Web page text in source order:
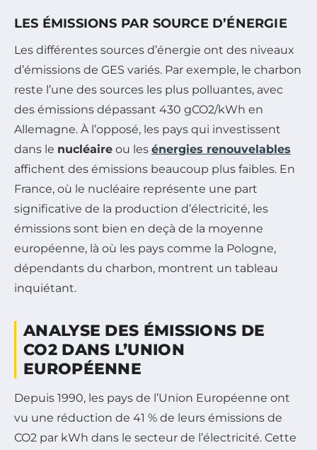
LES ÉMISSIONS PAR SOURCE D’ÉNERGIE
Les différentes sources d’énergie ont des niveaux
d’émissions de GES variés. Par exemple, le charbon
reste l’une des sources les plus polluantes, avec
des émissions dépassant 430 gCO2/kWh en
Allemagne. À l’opposé, les pays qui investissent
dans le nucléaire ou les énergies renouvelables
affichent des émissions beaucoup plus faibles. En
France, où le nucléaire représente une part
significative de la production d’électricité, les
émissions sont bien en deçà de la moyenne
européenne, là où les pays comme la Pologne,
dépendants du charbon, montrent un tableau
inquiétant.
ANALYSE DES ÉMISSIONS DE
CO2 DANS L’UNION
EUROPÉENNE
Depuis 1990, les pays de l’Union Européenne ont
vu une réduction de 41 % de leurs émissions de
CO2 par kWh dans le secteur de l’électricité. Cette